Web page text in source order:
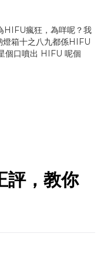
瘋狂，為咩呢？我
箱十之八九都係HIFU
個口噴出 HIFU 呢個
評，教你